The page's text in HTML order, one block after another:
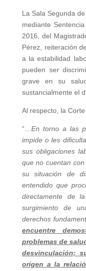
La Sala Segunda
mediante
2016, del
Pérez, reiteración
a la estabilidad
pueden ser
grave en su
sustancialmente el
Al respecto, la
“… En torno a las
impide o les
sus obligaciones
que no cuentan
su situación de
entendido que
directamente de
surgimiento de
derechos
encuentre
problemas de
desvinculación;
origen a la